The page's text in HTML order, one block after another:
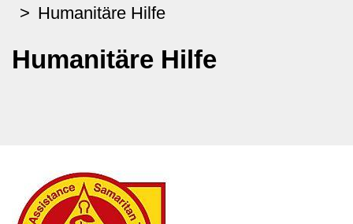
Humanitäre Hilfe
Humanitäre Hilfe